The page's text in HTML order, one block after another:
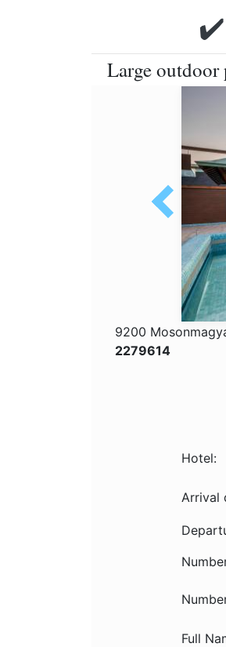
✔️
Large
9200
2279614
Hotel:
Arrival
Full